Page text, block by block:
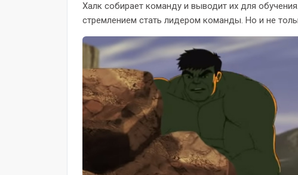
Халк собирает команду и выводит их для
стремлением стать лидером команды. Но и не